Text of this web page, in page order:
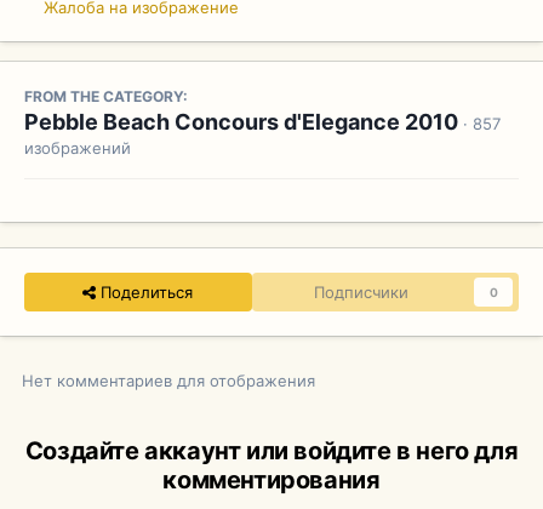
Жалоба на изображение
FROM THE CATEGORY:
Pebble Beach Concours d'Elegance 2010 · 857
изображений
Поделиться Подписчики 0
Нет комментариев для отображения
Создайте аккаунт или войдите в него для
комментирования